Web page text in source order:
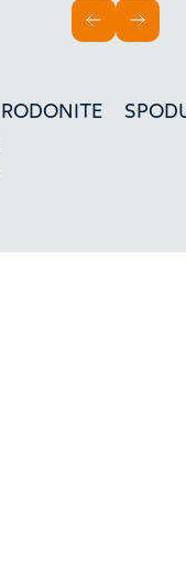
RODONITE
INDIETRO